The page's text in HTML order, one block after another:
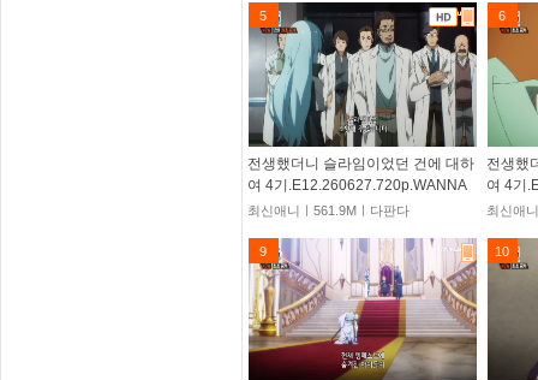
5
전생했더니 슬라임이었던 건에 대하
여 4기.E12.260627.720p.WANNA
최신애니ㅣ561.9Mㅣ다판다
6
전생했
여 4기
최신애
9 10